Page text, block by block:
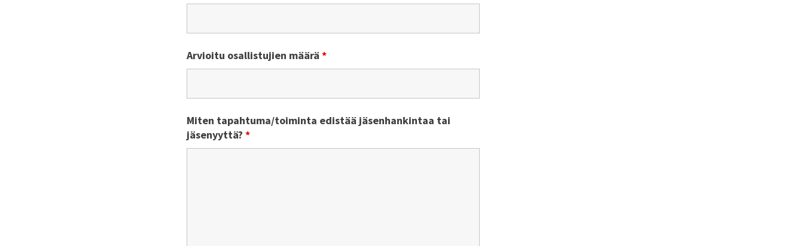
Arvioitu osallistujien määrä *
Miten tapahtuma/toiminta edistää jäsenhankintaa tai
jäsenyyttä? *